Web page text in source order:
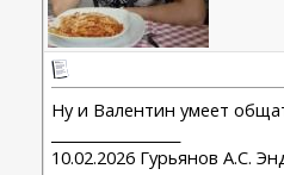
Ну и Валентин умеет
10.02.2026 Гурьянов А.С.